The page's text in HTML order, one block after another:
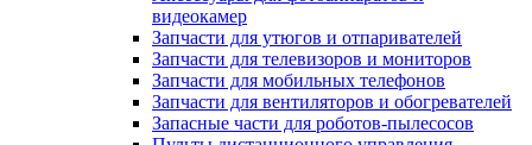
видеокамер
Запчасти для утюгов и отпаривателей
Запчасти для телевизоров и мониторов
Запчасти для мобильных телефонов
Запчасти для вентиляторов и обогревателей
Запасные части для роботов-пылесосов